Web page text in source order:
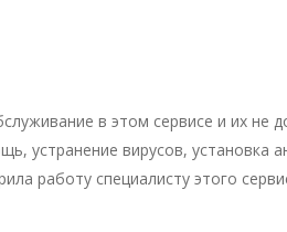
в этом сервисе и их не
устранение вирусов, установка
работу специалисту этого